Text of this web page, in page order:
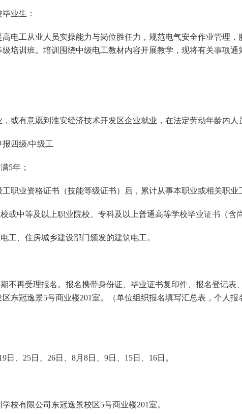
业生：
电工从业人员实操能力与岗位胜任力，规范电气安全作业管理
培训班。培训围绕中级电工教材内容开展教学，现将有关事项通
或有意愿到淮安经济技术开发区企业就业，在法定劳动年龄内人
报四级/中级工
5年；
职业资格证书（技能等级证书）后，累计从事本职业或相关职业
或中等及以上职业院校、专科及以上普通高等学校毕业证书（含
工、住房城乡建设部门颁发的建筑电工。
期不再受理报名。报名携带身份证、毕业证书复印件、报名登记
东冠逸景5号商业楼201室。（单位组织报名填写汇总表，个人报
日、25日、26日、8月8日、9日、15日、16日。
校有限公司东冠逸景校区5号商业楼201室。